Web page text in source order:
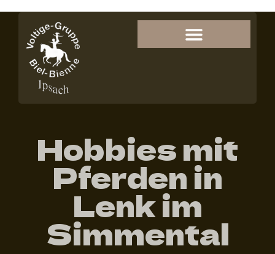
Hobbies mit
Pferden in
Lenk im
Simmental